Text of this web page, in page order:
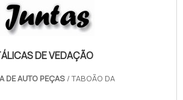
empresa com alto
laudos ...
DE VEDAÇÃO
DE AUTO PEÇAS / TABOÃO DA